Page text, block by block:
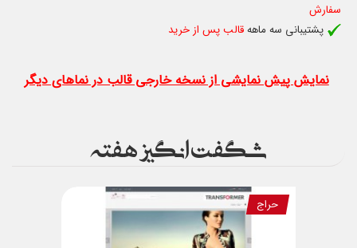
سفارش
پشتیبانی سه ماههقالب پس از خرید
نمایش پیش نمایشی از نسخه خارجی قالب در نماهای دیگر
شگفت انگیز هفته
حراج